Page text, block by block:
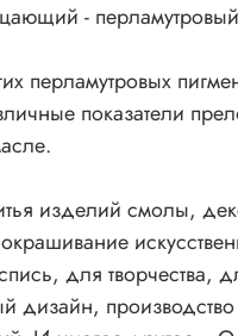
-
перламутровых
показатели
изделий смолы,
для
дизайн,